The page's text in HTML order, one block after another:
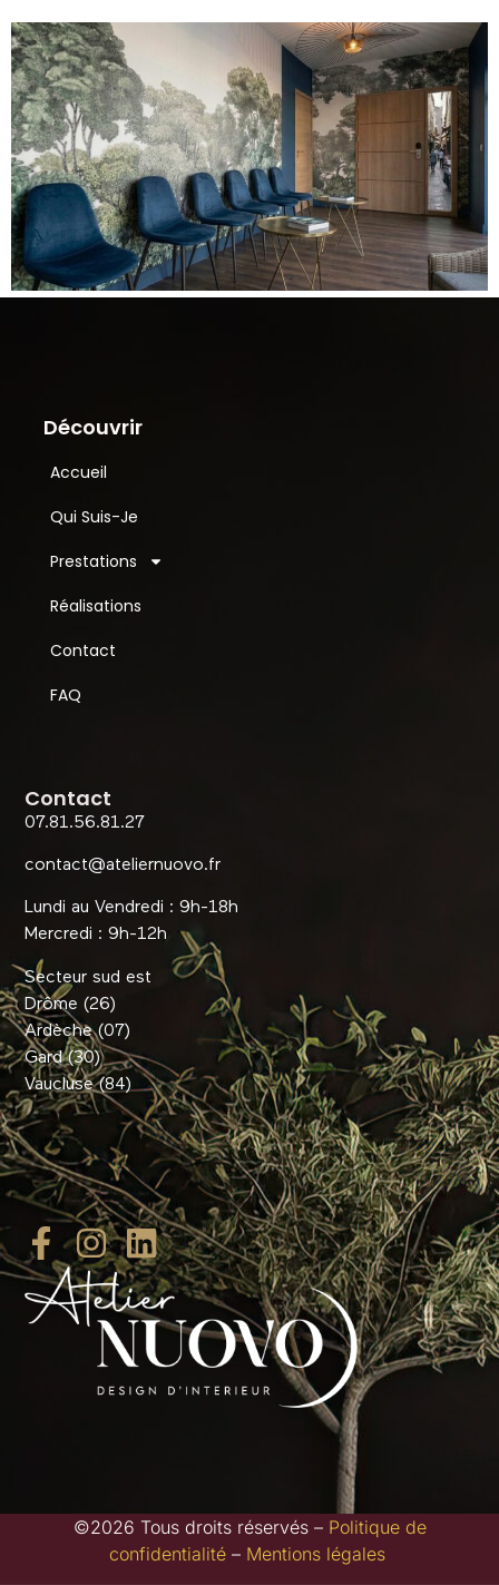
Découvrir
Accueil
Qui Suis-Je
Prestations
Réalisations
Contact
FAQ
Contact
07.81.56.81.27
contact@ateliernuovo.fr
Lundi au Vendredi : 9h-18h
Mercredi : 9h-12h
Secteur sud est
Drôme (26)
Ardèche (07)
Gard (30)
Vaucluse (84)
©2026 Tous droits réservés – Politique de
confidentialité– Mentions légales